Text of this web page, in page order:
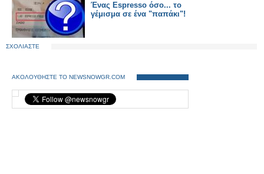
Ένας Espresso όσο... το
γέμισμα σε ένα "παπάκι"!
ΣΧΟΛΙΑΣΤΕ
ΑΚΟΛΟΥΘΗΣΤΕ ΤΟ NEWSNOWGR.COM